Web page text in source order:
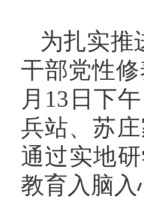
为扎实推
干部党性
月13日下
兵站、苏
通过实地
教育入脑